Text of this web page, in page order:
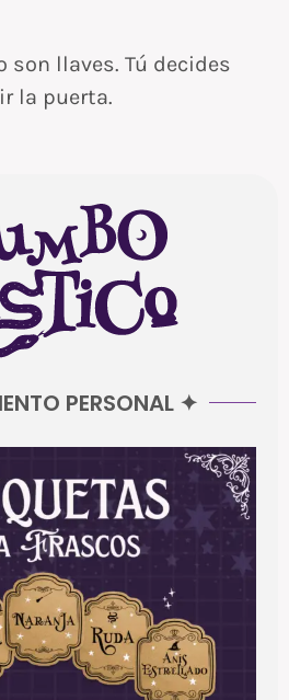
son llaves. Tú decides
la puerta.
PERSONAL ✦